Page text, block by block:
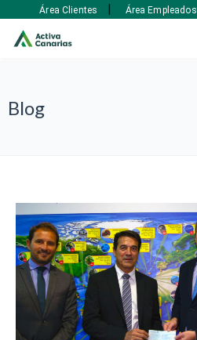
Blog
Área Clientes | Área Empleados